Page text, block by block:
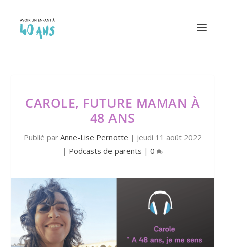
CAROLE, FUTURE MAMAN À
48 ANS
Publié par Anne-Lise Pernotte | jeudi 11 août 2022
| Podcasts de parents | 0